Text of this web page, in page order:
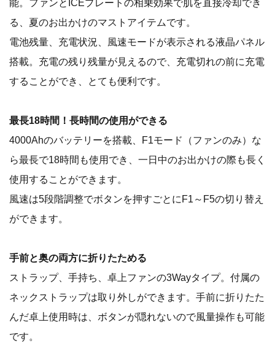
能。ファンとICEプレートの相乗効果で肌を直接冷却でき
る、夏のお出かけのマストアイテムです。
電池残量、充電状況、風速モードが表示される液晶パネル
搭載。充電の残り残量が見えるので、充電切れの前に充電
することができ、とても便利です。
最長18時間！長時間の使用ができる
4000Ahのバッテリーを搭載、F1モード（ファンのみ）な
ら最長で18時間も使用でき、一日中のお出かけの際も長く
使用することができます。
風速は5段階調整でボタンを押すごとにF1～F5の切り替え
ができます。
手前と奥の両方に折りたためる
ストラップ、手持ち、卓上ファンの3Wayタイプ。付属の
ネックストラップは取り外しができます。手前に折りたた
んだ卓上使用時は、ボタンが隠れないので風量操作も可能
です。